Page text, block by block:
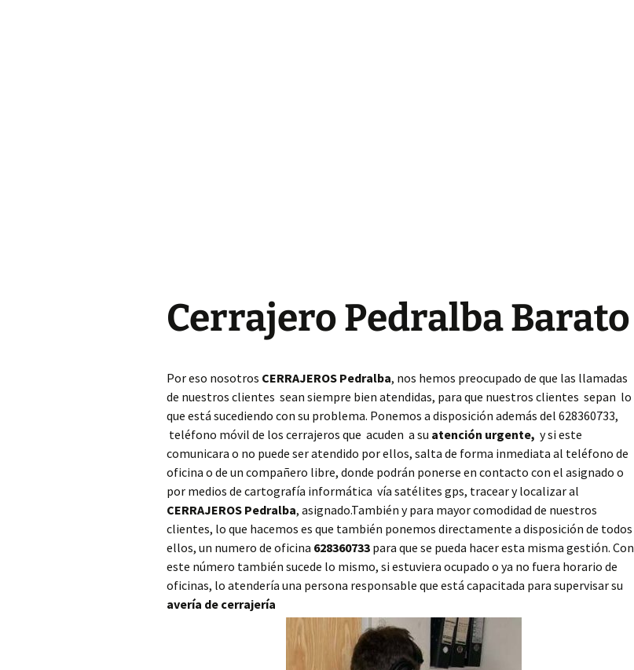
Cerrajero Andilla
Cerrajero Antella
Cerrajero Aras de los
Olmos
Cerrajero Atzeneta
dAlbaida
Cerrajero Ayora
Cerrajero Barx
Cerrajero Barxeta
Cerrajero Pedralba Barato
Por eso nosotros CERRAJEROS Pedralba, nos hemos preocupado de que las llamadas
de nuestros clientes sean siempre bien atendidas, para que nuestros clientes sepan lo
que está sucediendo con su problema. Ponemos a disposición además del 628360733,
teléfono móvil de los cerrajeros que acuden a su atención urgente, y si este
comunicara o no puede ser atendido por ellos, salta de forma inmediata al teléfono de
oficina o de un compañero libre, donde podrán ponerse en contacto con el asignado o
por medios de cartografía informática vía satélites gps, tracear y localizar al
CERRAJEROS Pedralba, asignado.También y para mayor comodidad de nuestros
clientes, lo que hacemos es que también ponemos directamente a disposición de todos
ellos, un numero de oficina 628360733 para que se pueda hacer esta misma gestión. Con
este número también sucede lo mismo, si estuviera ocupado o ya no fuera horario de
oficinas, lo atendería una persona responsable que está capacitada para supervisar su
avería de cerrajería